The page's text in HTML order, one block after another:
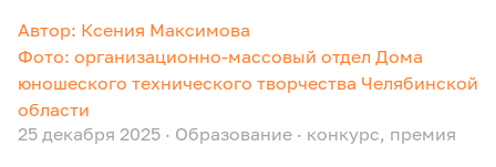
Автор: Ксения Максимова
Фото: организационно-массовый отдел Дома
юношеского технического творчества Челябинской
области
25 декабря 2025 · Образование · конкурс, премия